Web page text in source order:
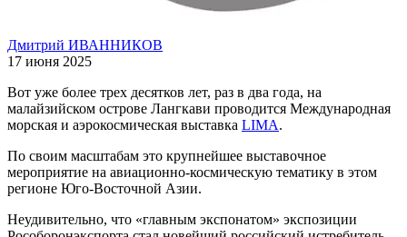
Дмитрий ИВАННИКОВ
17 июня 2025
Вот уже более трех десятков лет, раз в два года, на
малайзийском острове Лангкави проводится Международная
морская и аэрокосмическая выставка LIMA.
По своим масштабам это крупнейшее выставочное
мероприятие на авиационно-космическую тематику в этом
регионе Юго-Восточной Азии.
Неудивительно, что «главным экспонатом» экспозиции